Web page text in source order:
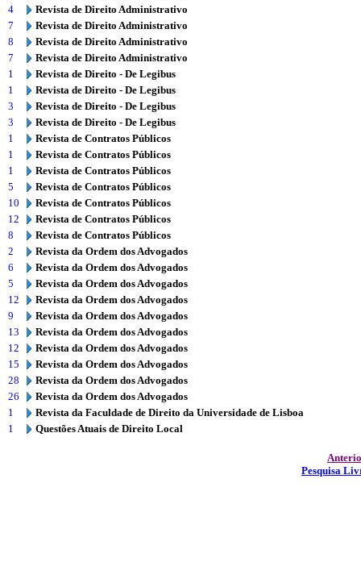
4
Revista de Direito Administrativo
7
Revista de Direito Administrativo
8
Revista de Direito Administrativo
7
Revista de Direito Administrativo
1
Revista de Direito - De Legibus
1
Revista de Direito - De Legibus
3
Revista de Direito - De Legibus
3
Revista de Direito - De Legibus
1
Revista de Contratos Públicos
1
Revista de Contratos Públicos
1
Revista de Contratos Públicos
5
Revista de Contratos Públicos
10
Revista de Contratos Públicos
12
Revista de Contratos Públicos
8
Revista de Contratos Públicos
2
Revista da Ordem dos Advogados
6
Revista da Ordem dos Advogados
5
Revista da Ordem dos Advogados
12
Revista da Ordem dos Advogados
9
Revista da Ordem dos Advogados
13
Revista da Ordem dos Advogados
12
Revista da Ordem dos Advogados
15
Revista da Ordem dos Advogados
28
Revista da Ordem dos Advogados
26
Revista da Ordem dos Advogados
1
Revista da Faculdade de Direito da Universidade de Lisboa
1
Questões Atuais de Direito Local
Pesquisa